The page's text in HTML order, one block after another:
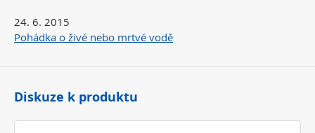
24. 6. 2015
Pohádka o živé nebo mrtvé vodě
Diskuze k produktu